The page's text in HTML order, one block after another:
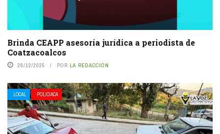
Brinda CEAPP asesoría jurídica a periodista de
Coatzacoalcos
26/12/2025 POR LA REDACCIÓN
LOCAL POLICIACA